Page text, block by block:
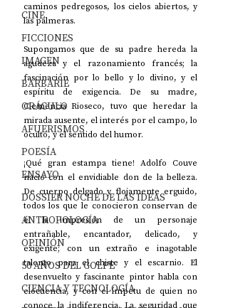
CINE
FICCIONES
IMAGEN
BARBARIE
ORÁCULO
AFUERISMOS
POESÍA
ENSAYO
DOSSIER NOCHE DE LAS IDEAS
ANTROPOLOGÍA
OPINIÓN
50 AÑOS DEL GOLPE
CIENCIA Y TECNOLOGÍA
caminos pedregosos, los cielos abiertos, y
las palmeras.
Supongamos que de su padre hereda la
agudeza y el razonamiento francés; la
fascinación por lo bello y lo divino, y el
espíritu de exigencia. De su madre,
Clemencia Rioseco, tuvo que heredar la
mirada ausente, el interés por el campo, lo
oculto, y el sentido del humor.
¡Qué gran estampa tiene! Adolfo Couve
nació con el envidiable don de la belleza.
De cuerpo delgado y flojamente erguido,
todos los que le conocieron conservan de
él la impresión de un personaje
entrañable, encantador, delicado, y
exigente; con un extraño e inagotable
talento para el chiste y el escarnio. El
desenvuelto y fascinante pintor habla con
elocuencia, y con el ímpetu de quien no
conoce la indiferencia. La seguridad que